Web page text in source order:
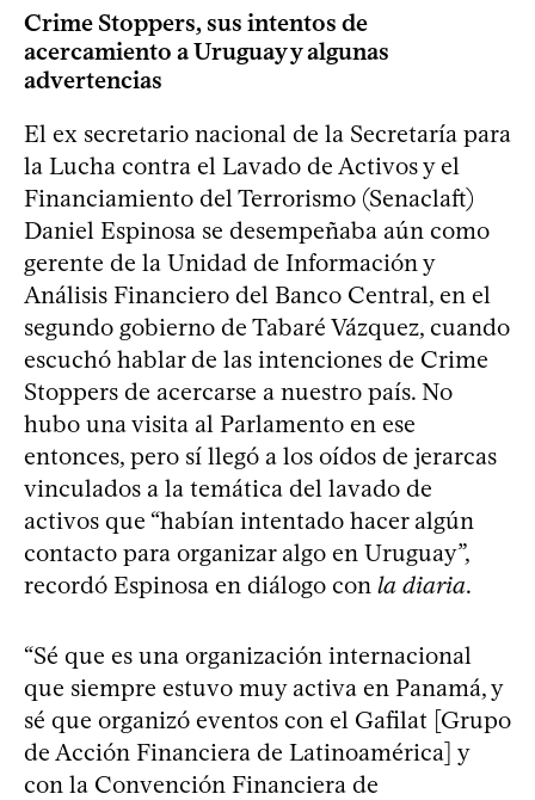
Crime Stoppers, sus intentos de
acercamiento a Uruguay y algunas
advertencias
El ex secretario nacional de la Secretaría para
la Lucha contra el Lavado de Activos y el
Financiamiento del Terrorismo (Senaclaft)
Daniel Espinosa se desempeñaba aún como
gerente de la Unidad de Información y
Análisis Financiero del Banco Central, en el
segundo gobierno de Tabaré Vázquez, cuando
escuchó hablar de las intenciones de Crime
Stoppers de acercarse a nuestro país. No
hubo una visita al Parlamento en ese
entonces, pero sí llegó a los oídos de jerarcas
vinculados a la temática del lavado de
activos que “habían intentado hacer algún
contacto para organizar algo en Uruguay”,
recordó Espinosa en diálogo con la diaria.
“Sé que es una organización internacional
que siempre estuvo muy activa en Panamá, y
sé que organizó eventos con el Gafilat [Grupo
de Acción Financiera de Latinoamérica] y
con la Convención Financiera de